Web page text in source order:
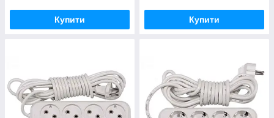
Купити Купити